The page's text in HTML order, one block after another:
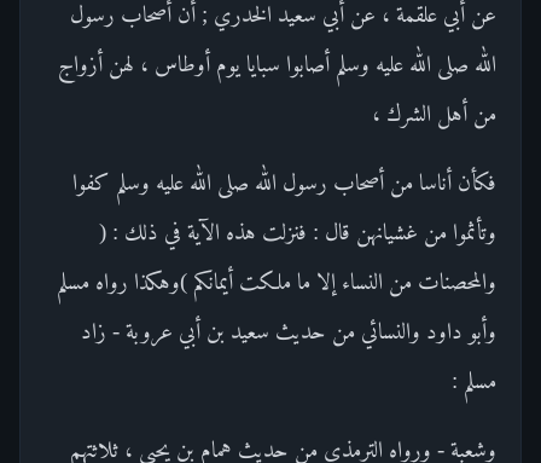
عن أبي علقمة ، عن أبي سعيد الخدري ; أن أصحاب رسول
الله صلى الله عليه وسلم أصابوا سبايا يوم أوطاس ، لهن أزواج
من أهل الشرك ،
فكأن أناسا من أصحاب رسول الله صلى الله عليه وسلم كفوا
وتأثموا من غشيانهن قال : فنزلت هذه الآية في ذلك : (
والمحصنات من النساء إلا ما ملكت أيمانكم )وهكذا رواه مسلم
وأبو داود والنسائي من حديث سعيد بن أبي عروبة - زاد
مسلم :
وشعبة - ورواه الترمذي من حديث همام بن يحيى ، ثلاثتهم